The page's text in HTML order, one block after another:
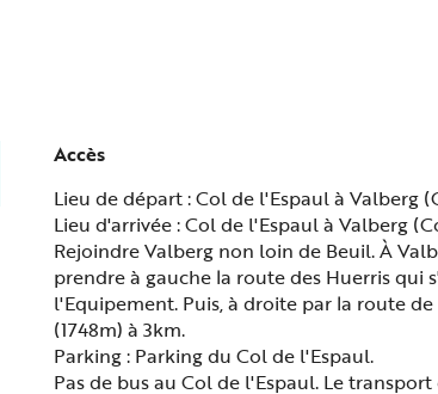
Accès
Accès
Lieu de départ : Col de l'Espaul à Valberg
Lieu d'arrivée : Col de l'Espaul à Valberg
Rejoindre Valberg non loin de Beuil. À
prendre à gauche la route des Huerris qui
l'Equipement. Puis, à droite par la route
(1748m) à 3km.
Parking : Parking du Col de l'Espaul.
Pas de bus au Col de l'Espaul. Le